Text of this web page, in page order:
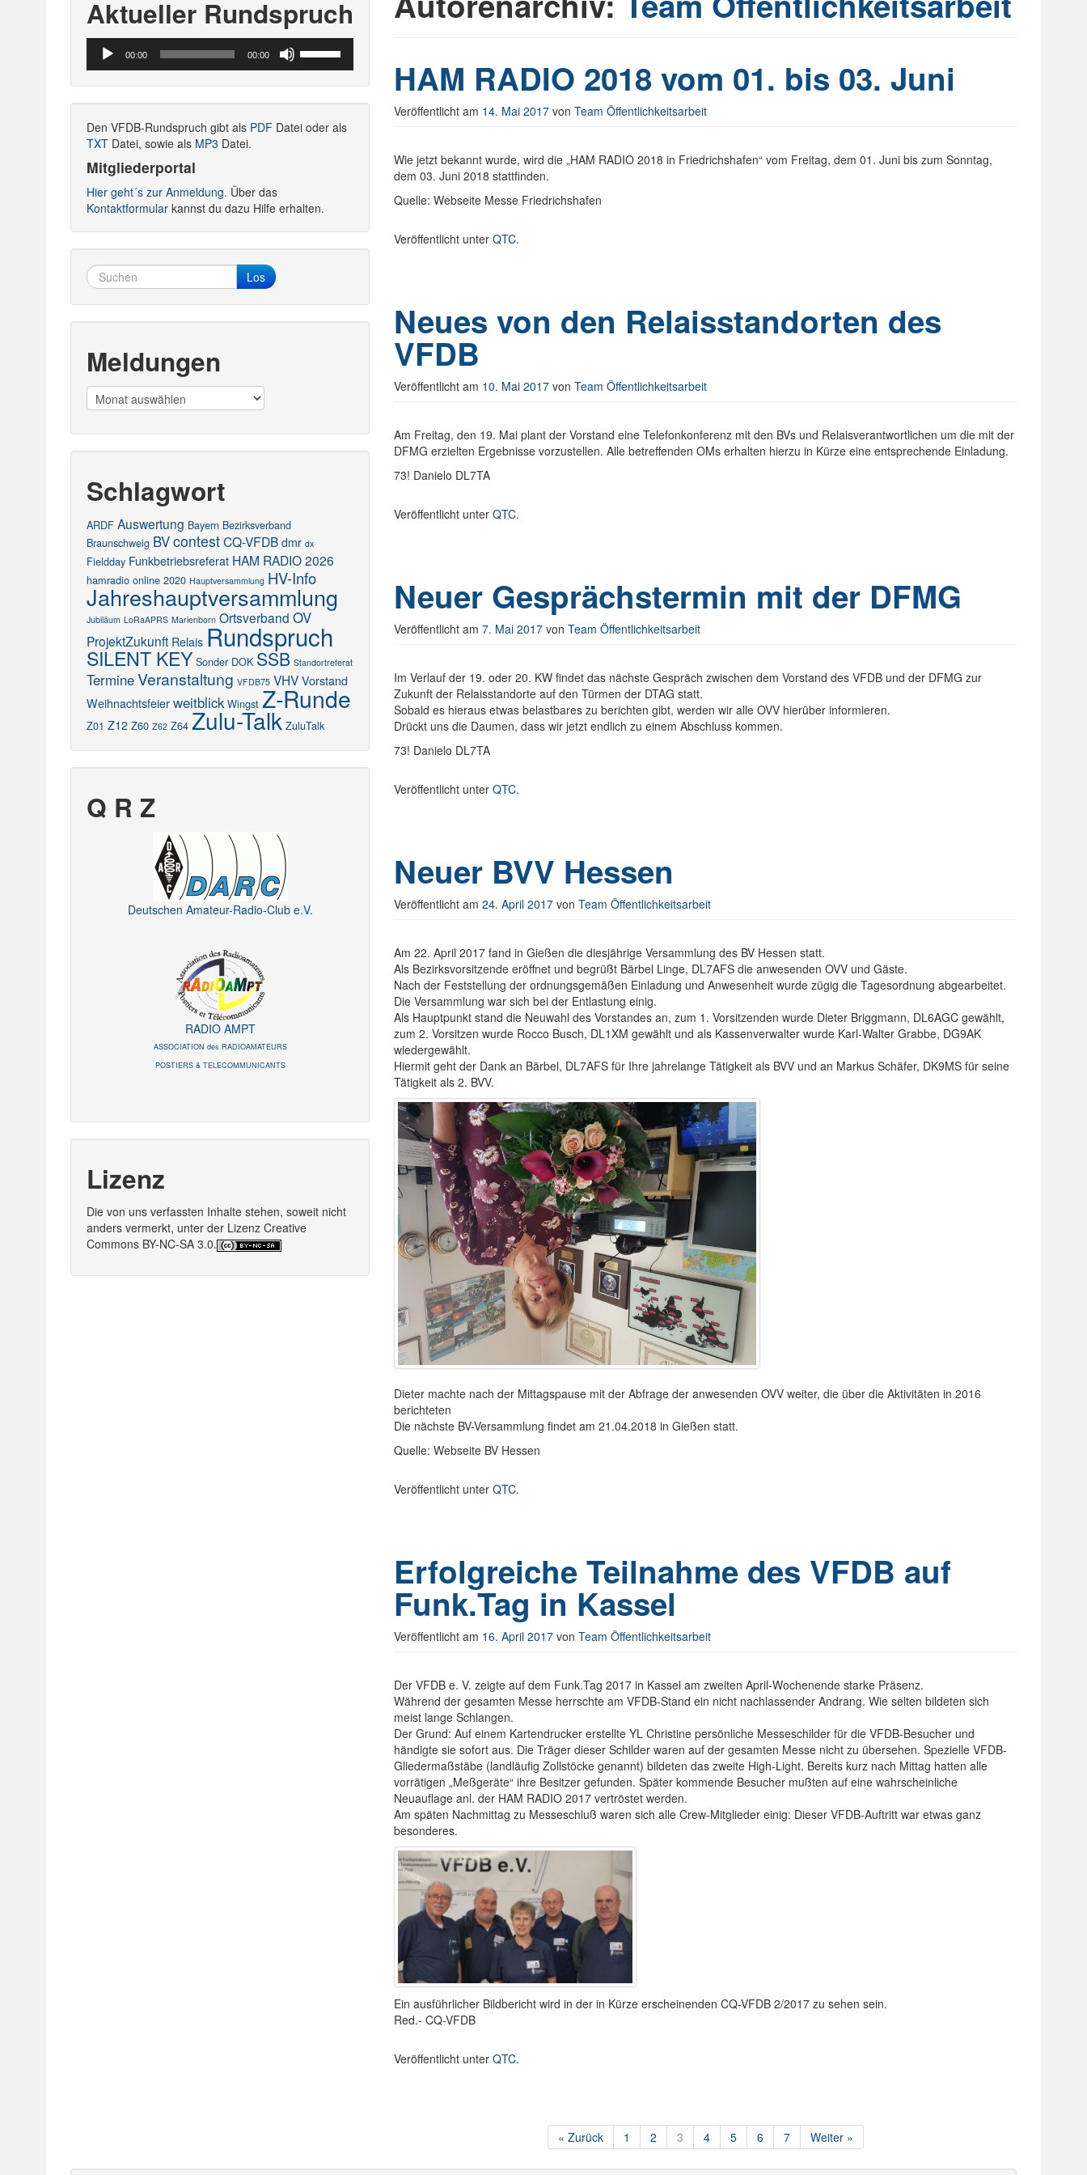
HAM RADIO 2018 vom 01. bis 03. Juni
Veröffentlicht am 14. Mai 2017 von Team Öffentlichkeitsarbeit
Wie jetzt bekannt wurde, wird die „HAM RADIO 2018 in Friedrichshafen“ vom Freitag, dem 01. Juni bis zum Sonntag,
dem 03. Juni 2018 stattfinden.
Quelle: Webseite Messe Friedrichshafen
Veröffentlicht unter QTC.
Neues von den Relaisstandorten des
VFDB
Veröffentlicht am 10. Mai 2017 von Team Öffentlichkeitsarbeit
Am Freitag, den 19. Mai plant der Vorstand eine Telefonkonferenz mit den BVs und Relaisverantwortlichen um die mit der
DFMG erzielten Ergebnisse vorzustellen. Alle betreffenden OMs erhalten hierzu in Kürze eine entsprechende Einladung.
73! Danielo DL7TA
Veröffentlicht unter QTC.
Neuer Gesprächstermin mit der DFMG
Veröffentlicht am 7. Mai 2017 von Team Öffentlichkeitsarbeit
Im Verlauf der 19. oder 20. KW findet das nächste Gespräch zwischen dem Vorstand des VFDB und der DFMG zur
Zukunft der Relaisstandorte auf den Türmen der DTAG statt.
Sobald es hieraus etwas belastbares zu berichten gibt, werden wir alle OVV hierüber informieren.
Drückt uns die Daumen, dass wir jetzt endlich zu einem Abschluss kommen.
73! Danielo DL7TA
Veröffentlicht unter QTC.
Neuer BVV Hessen
Veröffentlicht am 24. April 2017 von Team Öffentlichkeitsarbeit
Am 22. April 2017 fand in Gießen die diesjährige Versammlung des BV Hessen statt.
Als Bezirksvorsitzende eröffnet und begrüßt Bärbel Linge, DL7AFS die anwesenden OVV und Gäste.
Nach der Feststellung der ordnungsgemäßen Einladung und Anwesenheit wurde zügig die Tagesordnung abgearbeitet.
Die Versammlung war sich bei der Entlastung einig.
Als Hauptpunkt stand die Neuwahl des Vorstandes an, zum 1. Vorsitzenden wurde Dieter Briggmann, DL6AGC gewählt,
zum 2. Vorsitzen wurde Rocco Busch, DL1XM gewählt und als Kassenverwalter wurde Karl-Walter Grabbe, DG9AK
wiedergewählt.
Hiermit geht der Dank an Bärbel, DL7AFS für Ihre jahrelange Tätigkeit als BVV und an Markus Schäfer, DK9MS für seine
Tätigkeit als 2. BVV.
Dieter machte nach der Mittagspause mit der Abfrage der anwesenden OVV weiter, die über die Aktivitäten in 2016
berichteten
Die nächste BV-Versammlung findet am 21.04.2018 in Gießen statt.
Quelle: Webseite BV Hessen
Veröffentlicht unter QTC.
Erfolgreiche Teilnahme des VFDB auf
Funk.Tag in Kassel
Veröffentlicht am 16. April 2017 von Team Öffentlichkeitsarbeit
Der VFDB e. V. zeigte auf dem Funk.Tag 2017 in Kassel am zweiten April-Wochenende starke Präsenz.
Während der gesamten Messe herrschte am VFDB-Stand ein nicht nachlassender Andrang. Wie selten bildeten sich
meist lange Schlangen.
Der Grund: Auf einem Kartendrucker erstellte YL Christine persönliche Messeschilder für die VFDB-Besucher und
händigte sie sofort aus. Die Träger dieser Schilder waren auf der gesamten Messe nicht zu übersehen. Spezielle VFDB-
Gliedermaßstäbe (landläufig Zollstöcke genannt) bildeten das zweite High-Light. Bereits kurz nach Mittag hatten alle
vorrätigen „Meßgeräte“ ihre Besitzer gefunden. Später kommende Besucher mußten auf eine wahrscheinliche
Neuauflage anl. der HAM RADIO 2017 vertröstet werden.
Am späten Nachmittag zu Messeschluß waren sich alle Crew-Mitglieder einig: Dieser VFDB-Auftritt war etwas ganz
besonderes.
Ein ausführlicher Bildbericht wird in der in Kürze erscheinenden CQ-VFDB 2/2017 zu sehen sein.
Red.- CQ-VFDB
Veröffentlicht unter QTC.
« Zurück 1 2 3 4 5 6 7 Weiter »
Aktueller Rundspruch
Audio-
Player
00:00 00:00
Hoch/Runter
Lautstärke
Den VFDB-Rundspruch gibt als PDF Datei oder als
TXT Datei, sowie als MP3 Datei.
Mitgliederportal
Hier geht´s zur Anmeldung. Über das
Kontaktformular kannst du dazu Hilfe erhalten.
Los
Meldungen
Meldungen
Schlagwort
ARDF Auswertung Bayern Bezirksverband
Braunschweig BVcontestCQ-VFDB dmr dx
Fieldday Funkbetriebsreferat HAM RADIO 2026
hamradio online 2020 Hauptversammlung HV-Info
Jahreshauptversammlung
Jubiläum LoRaAPRS Marienborn Ortsverband OV
ProjektZukunft Relais Rundspruch
SILENT KEY Sonder DOK SSB Standortreferat
TermineVeranstaltung VFDB75 VHV Vorstand
Weihnachtsfeier weitblick Wingst Z-Runde
Z01 Z12 Z60 Z62 Z64 Zulu-Talk ZuluTalk
Q R Z
Deutschen Amateur-Radio-Club e.V.
RADIO AMPT
ASSOCIATION des RADIOAMATEURS
POSTIERS & TELECOMMUNICANTS
Lizenz
Die von uns verfassten Inhalte stehen, soweit nicht
anders vermerkt, unter der Lizenz Creative
Commons BY-NC-SA 3.0.